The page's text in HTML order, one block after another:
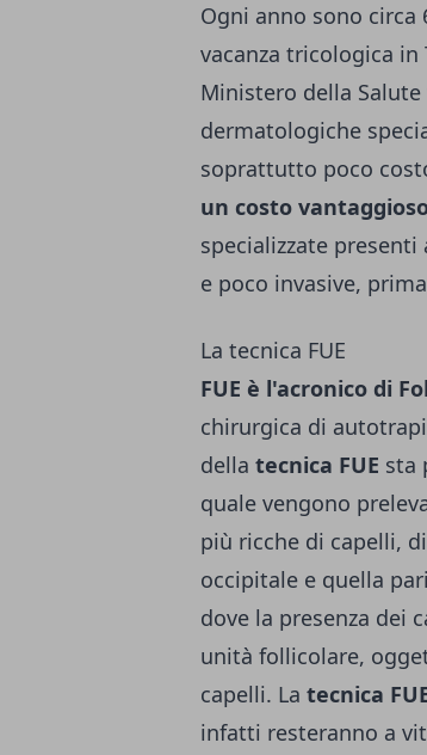
Ogni anno sono
vacanza tricologica
Ministero della
dermatologiche
soprattutto poco
un costo
specializzate
e poco invasive,
La tecnica FUE
FUE è l'acronico di
chirurgica di
della tecnica FUE sta
quale vengono
più ricche di capelli,
occipitale e quella
dove la presenza dei
unità follicolare,
capelli. La tecnica
infatti resteranno a